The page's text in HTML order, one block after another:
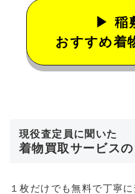
稲
おすすめ着
現役査定員に聞いた
着物買取サービス
１枚だけでも無料で丁寧